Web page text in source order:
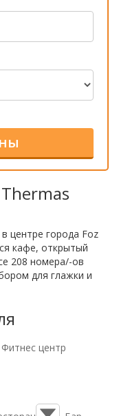
центре города Foz
кафе, открытый
208 номера/-ов
для глажки и
Фитнес центр